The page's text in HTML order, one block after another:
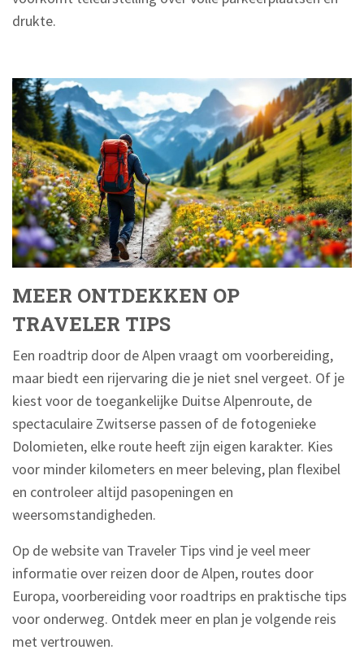
drukte.
MEER ONTDEKKEN OP
TRAVELER TIPS
Een roadtrip door de Alpen vraagt om voorbereiding,
maar biedt een rijervaring die je niet snel vergeet. Of je
kiest voor de toegankelijke Duitse Alpenroute, de
spectaculaire Zwitserse passen of de fotogenieke
Dolomieten, elke route heeft zijn eigen karakter. Kies
voor minder kilometers en meer beleving, plan flexibel
en controleer altijd pasopeningen en
weersomstandigheden.
Op de website van Traveler Tips vind je veel meer
informatie over reizen door de Alpen, routes door
Europa, voorbereiding voor roadtrips en praktische tips
voor onderweg. Ontdek meer en plan je volgende reis
met vertrouwen.